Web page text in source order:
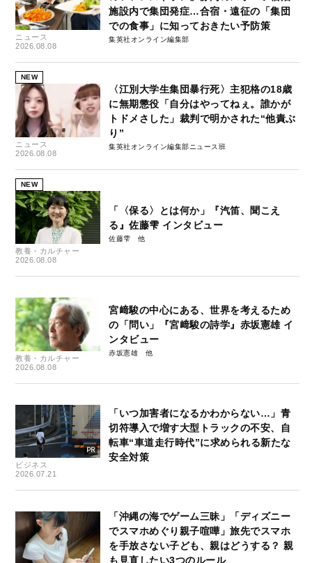
ニュース
2026.08.08
施設内で集団発症…合宿・遠征の「集団
での食事」に知っておきたい予防策
集英社オンライン編集部
NEW
ニュース
2026.08.08
〈江別大学生集団暴行死〉主犯格の18歳
に無期懲役「自分はやってねぇ。誰かが
トドメさした」裁判で明かされた“他責ぶ
り”
集英社オンライン編集部ニュース班
NEW
教養・カルチャー
2026.08.08
「〈保る〉とは何か」『汽笛、聞こえ
る』佐藤雫 インタビュー
佐藤雫
教養・カルチャー
2026.08.08
宮﨑駿の中心にある、世界を考えるため
の「問い」『宮﨑駿の詩学』赤坂憲雄 イ
ンタビュー
赤坂憲雄
ビジネス
2026.07.21
「いつ加害者になるかわからない…」青
切符導入で増す大型トラックの不安、自
転車“車道走行時代”に求められる新たな
安全対策
「沖縄の海でゲーム三昧」「ディズニー
でスマホめぐり親子喧嘩」旅先でスマホ
を手放さない子ども、親はどうする？ 親
も見直したい3つのルール